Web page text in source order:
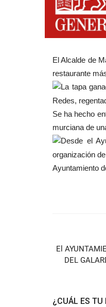
El Alcalde de
restaurante
La tapa
Redes,
Se ha hecho
murciana de
Desde el
organización
Ayuntamiento
El
DEL
¿CUÁL ES TU